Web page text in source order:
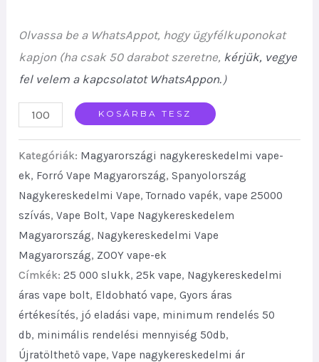
Olvassa be a WhatsAppot, hogy ügyfélkuponokat
kapjon (ha csak 50 darabot szeretne, kérjük, vegye
fel velem a kapcsolatot WhatsAppon. ）
ZOOY
25K
Puffs
Double
Screen
Premium
Quality
Best
Sale
quantity
KOSÁRBA TESZ
Kategóriák: Magyarországi nagykereskedelmi vape-
ek, Forró Vape Magyarország,Spanyolország
Nagykereskedelmi Vape,Tornado vapék,vape 25000
szívás,Vape Bolt,Vape Nagykereskedelem
Magyarország, Nagykereskedelmi Vape
Magyarország, ZOOY vape-ek
Címkék:25 000 slukk,25k vape, Nagykereskedelmi
áras vape bolt, Eldobható vape,Gyors áras
értékesítés, jó eladási vape, minimum rendelés 50
db, minimális rendelési mennyiség 50db,
Újratölthető vape,Vape nagykereskedelmi ár